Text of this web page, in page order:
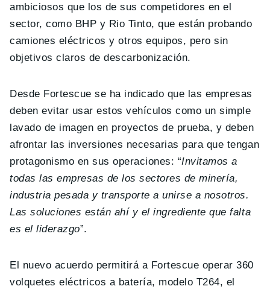
ambiciosos que los de sus competidores en el
sector, como BHP y Rio Tinto, que están probando
camiones eléctricos y otros equipos, pero sin
objetivos claros de descarbonización.
Desde Fortescue se ha indicado que las empresas
deben evitar usar estos vehículos como un simple
lavado de imagen en proyectos de prueba, y deben
afrontar las inversiones necesarias para que tengan
protagonismo en sus operaciones: “Invitamos a
todas las empresas de los sectores de minería,
industria pesada y transporte a unirse a nosotros.
Las soluciones están ahí y el ingrediente que falta
es el liderazgo”.
El nuevo acuerdo permitirá a Fortescue operar 360
volquetes eléctricos a batería, modelo T264, el